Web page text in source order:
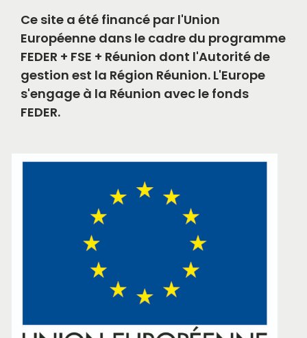
Ce site a été financé par l'Union
Européenne dans le cadre du programme
FEDER + FSE + Réunion dont l'Autorité de
gestion est la Région Réunion. L'Europe
s'engage à la Réunion avec le fonds
FEDER.